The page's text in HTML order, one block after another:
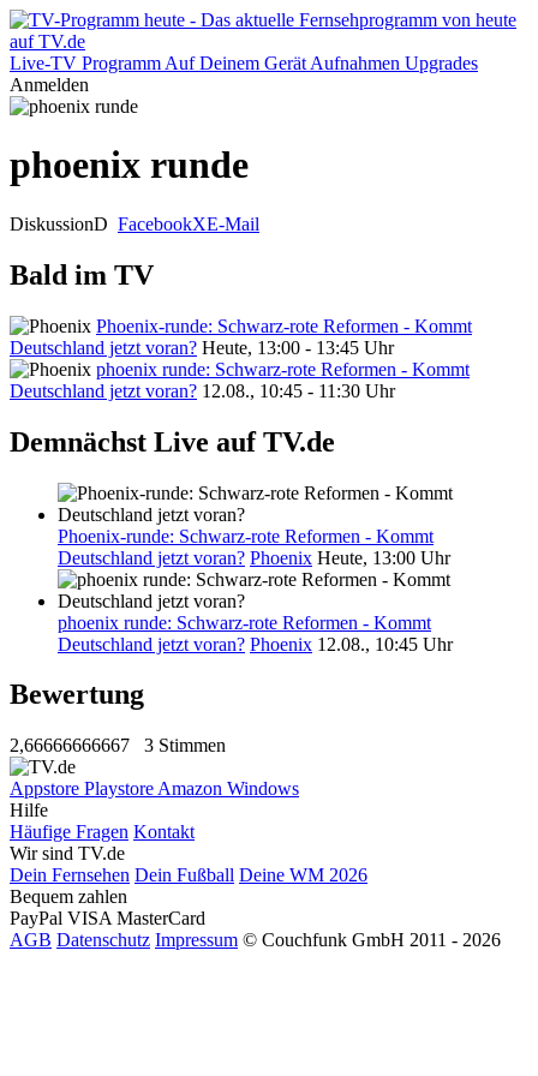
Live-TV Programm Auf Deinem Gerät Aufnahmen Upgrades
Anmelden
phoenix runde
DiskussionD FacebookXE-Mail
Bald im TV
Phoenix-runde: Schwarz-rote Reformen - Kommt
Deutschland jetzt voran? Heute, 13:00 - 13:45 Uhr
phoenix runde: Schwarz-rote Reformen - Kommt
Deutschland jetzt voran? 12.08., 10:45 - 11:30 Uhr
Demnächst Live auf TV.de
Phoenix-runde: Schwarz-rote Reformen - Kommt
Deutschland jetzt voran? Phoenix Heute, 13:00 Uhr
phoenix runde: Schwarz-rote Reformen - Kommt
Deutschland jetzt voran? Phoenix 12.08., 10:45 Uhr
Bewertung
2,66666666667 3 Stimmen
Appstore Playstore Amazon Windows
Hilfe
Häufige Fragen Kontakt
Wir sind TV.de
Dein Fernsehen Dein Fußball Deine WM 2026
Bequem zahlen
PayPal VISA MasterCard
AGB Datenschutz Impressum © Couchfunk GmbH 2011 - 2026